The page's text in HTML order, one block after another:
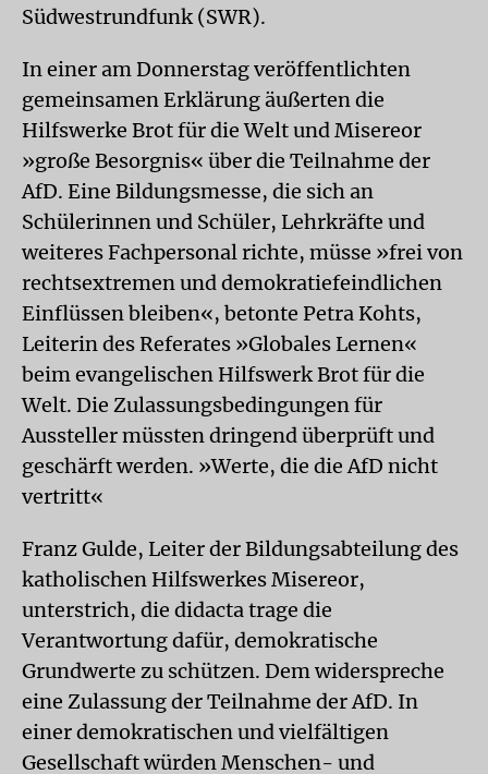
Südwestrundfunk (SWR).
In einer am Donnerstag veröffentlichten
gemeinsamen Erklärung äußerten die
Hilfswerke Brot für die Welt und Misereor
»große Besorgnis« über die Teilnahme der
AfD. Eine Bildungsmesse, die sich an
Schülerinnen und Schüler, Lehrkräfte und
weiteres Fachpersonal richte, müsse »frei von
rechtsextremen und demokratiefeindlichen
Einflüssen bleiben«, betonte Petra Kohts,
Leiterin des Referates »Globales Lernen«
beim evangelischen Hilfswerk Brot für die
Welt. Die Zulassungsbedingungen für
Aussteller müssten dringend überprüft und
geschärft werden. »Werte, die die AfD nicht
vertritt«
Franz Gulde, Leiter der Bildungsabteilung des
katholischen Hilfswerkes Misereor,
unterstrich, die didacta trage die
Verantwortung dafür, demokratische
Grundwerte zu schützen. Dem widerspreche
eine Zulassung der Teilnahme der AfD. In
einer demokratischen und vielfältigen
Gesellschaft würden Menschen- und